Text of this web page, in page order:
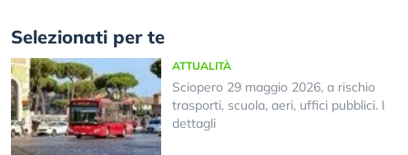
Selezionati per te
ATTUALITÀ
Sciopero 29 maggio 2026, a rischio
trasporti, scuola, aeri, uffici pubblici. I
dettagli